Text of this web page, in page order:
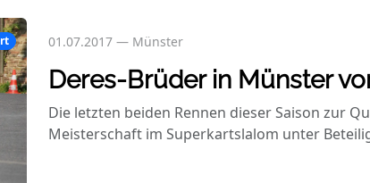
01.07.2017 — Münster
Deres-Brüder in Münster
Die letzten beiden Rennen dieser Saison zur
Meisterschaft im Superkartslalom unter